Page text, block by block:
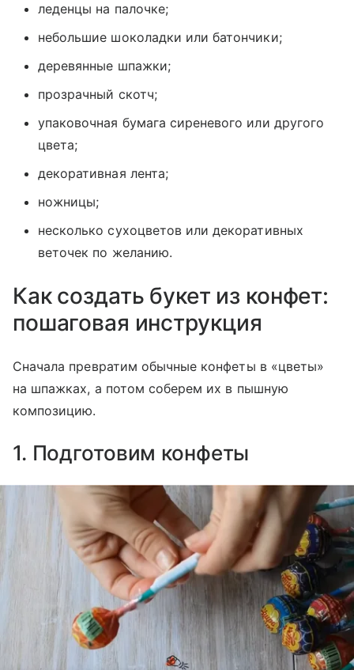
леденцы на палочке;
небольшие шоколадки или батончики;
деревянные шпажки;
прозрачный скотч;
упаковочная бумага сиреневого или другого
цвета;
декоративная лента;
ножницы;
несколько сухоцветов или декоративных
веточек по желанию.
Как создать букет из конфет:
пошаговая инструкция
Сначала превратим обычные конфеты в «цветы»
на шпажках, а потом соберем их в пышную
композицию.
1. Подготовим конфеты